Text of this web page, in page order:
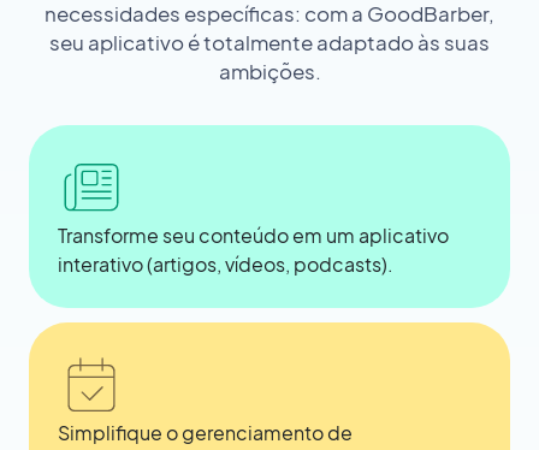
necessidades específicas: com a GoodBarber,
seu aplicativo é totalmente adaptado às suas
ambições.
Transforme seu conteúdo em um aplicativo
interativo (artigos, vídeos, podcasts).
Simplifique o gerenciamento de